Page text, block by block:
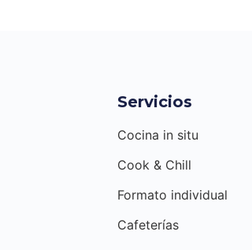
Servicios
Cocina in situ
Cook & Chill
Formato individual
Cafeterías